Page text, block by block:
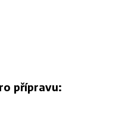
přípravu: